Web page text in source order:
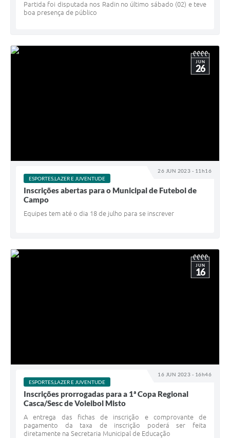
Partida foi disputada nos Radin no último sábado (02) e teve
boa presença de público
26 JUN 2023 - 11h16
JUN
26
ESPORTES,LAZER E JUVENTUDE
Inscrições abertas para o Municipal de Futebol de
Campo
Equipes tem até o dia 18 de julho para se inscrever
16 JUN 2023 - 16h46
JUN
16
ESPORTES,LAZER E JUVENTUDE
Inscrições prorrogadas para a 1ª Copa Regional
Casca/Sesc de Voleibol Misto
A entrega das fichas de inscrição e comprovante de
pagamento da taxa de inscrição poderá ser feita
diretamente na Secretaria Municipal de Educação